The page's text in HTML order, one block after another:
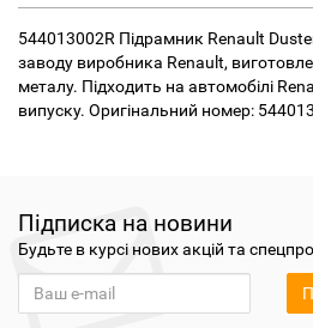
544013002R Підрамник Renault
заводу виробника Renault,
металу. Підходить на автомобілі
випуску. Оригінальний номер:
Підписка на новини
Будьте в курсі нових акцій та